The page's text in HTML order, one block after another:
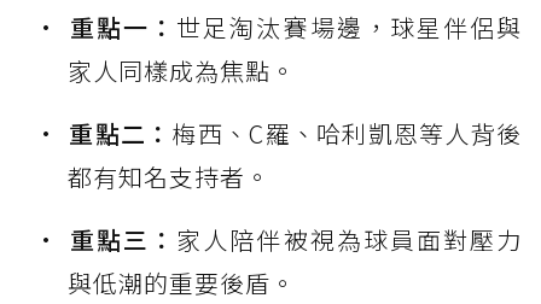
重點一： 世足淘汰賽場邊，球星伴侶與
家人同樣成為焦點。
重點二： 梅西、C羅、哈利凱恩等人背後
都有知名支持者。
重點三： 家人陪伴被視為球員面對壓力
與低潮的重要後盾。